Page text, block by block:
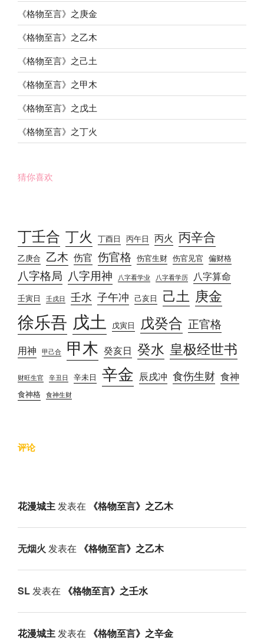
《格物至言》之庚金
《格物至言》之乙木
《格物至言》之己土
《格物至言》之甲木
《格物至言》之戊土
《格物至言》之丁火
猜你喜欢
丁壬合 丁火 丁酉日 丙午日 丙火 丙辛合
乙庚合 乙木 伤官 伤官格 伤官生财 伤官见官 偏财格
八字格局 八字用神 八字看学业 八字看学历 八字算命
壬寅日 壬戌日 壬水 子午冲 己亥日 己土 庚金
徐乐吾 戊土 戊寅日 戊癸合 正官格
用神 甲己合 甲木 癸亥日 癸水 皇极经世书
财旺生官 辛丑日 辛未日 辛金 辰戌冲 食伤生财 食神
食神格 食神生财
评论
花漫城主发表在 《格物至言》之乙木
无烟火 发表在 《格物至言》之乙木
SL发表在 《格物至言》之壬水
花漫城主发表在 《格物至言》之辛金